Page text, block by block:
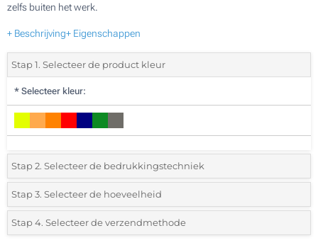
zelfs buiten het werk.
+ Beschrijving+ Eigenschappen
Stap 1. Selecteer de product kleur
* Selecteer kleur:
Stap 2. Selecteer de bedrukkingstechniek
*Selecteer de bedrukking en kleuren van het logo:
1 Kleur (Aan een kant)
Stap 3. Selecteer de hoeveelheid
*Selecteer het aantal 10 (Totale bestelling)
Stap 4. Selecteer de verzendmethode